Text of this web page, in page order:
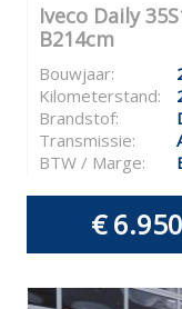
Iveco Daily
B214cm
Bouwjaar:
Kilometerstand:
Brandstof:
Transmissie:
BTW / Marge:
€ 6.950